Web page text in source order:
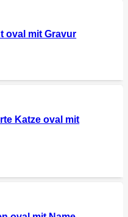
oval mit Gravur
Katze oval mit